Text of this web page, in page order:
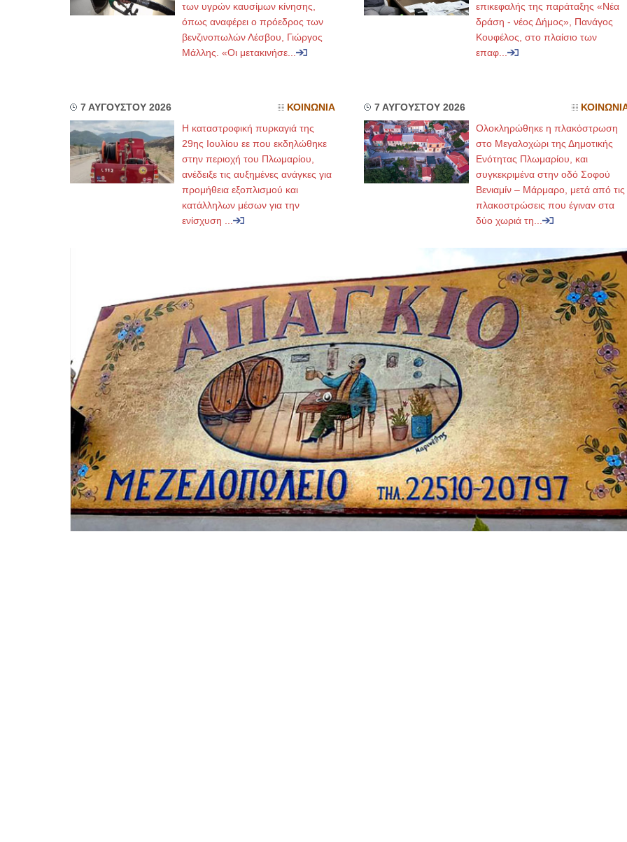
των υγρών καυσίμων κίνησης,
όπως αναφέρει ο πρόεδρος των
βενζινοπωλών Λέσβου, Γιώργος
Μάλλης. «Οι μετακινήσε...
επικεφαλής της παράταξης «Νέα
δράση - νέος Δήμος», Πανάγος
Κουφέλος, στο πλαίσιο των
επαφ...
7 ΑΥΓΟΥΣΤΟΥ 2026 ΚΟΙΝΩΝΙΑ
Η καταστροφική πυρκαγιά της
29ης Ιουλίου εε που εκδηλώθηκε
στην περιοχή του Πλωμαρίου,
ανέδειξε τις αυξημένες ανάγκες για
προμήθεια εξοπλισμού και
κατάλληλων μέσων για την
ενίσχυση ...
7 ΑΥΓΟΥΣΤΟΥ 2026
Ολοκληρώθηκε η πλακόστρωση
στο Μεγαλοχώρι της Δημοτικής
Ενότητας Πλωμαρίου, και
συγκεκριμένα στην οδό Σοφού
Βενιαμίν – Μάρμαρο, μετά από τις
πλακοστρώσεις που έγιναν στα
δύο χωριά τη...